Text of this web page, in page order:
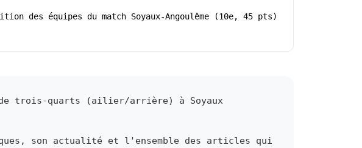
des équipes du match Soyaux-Angoulême (10e, 45 pts)
trois-quarts (ailier/arrière) à Soyaux
son actualité et l'ensemble des articles qui